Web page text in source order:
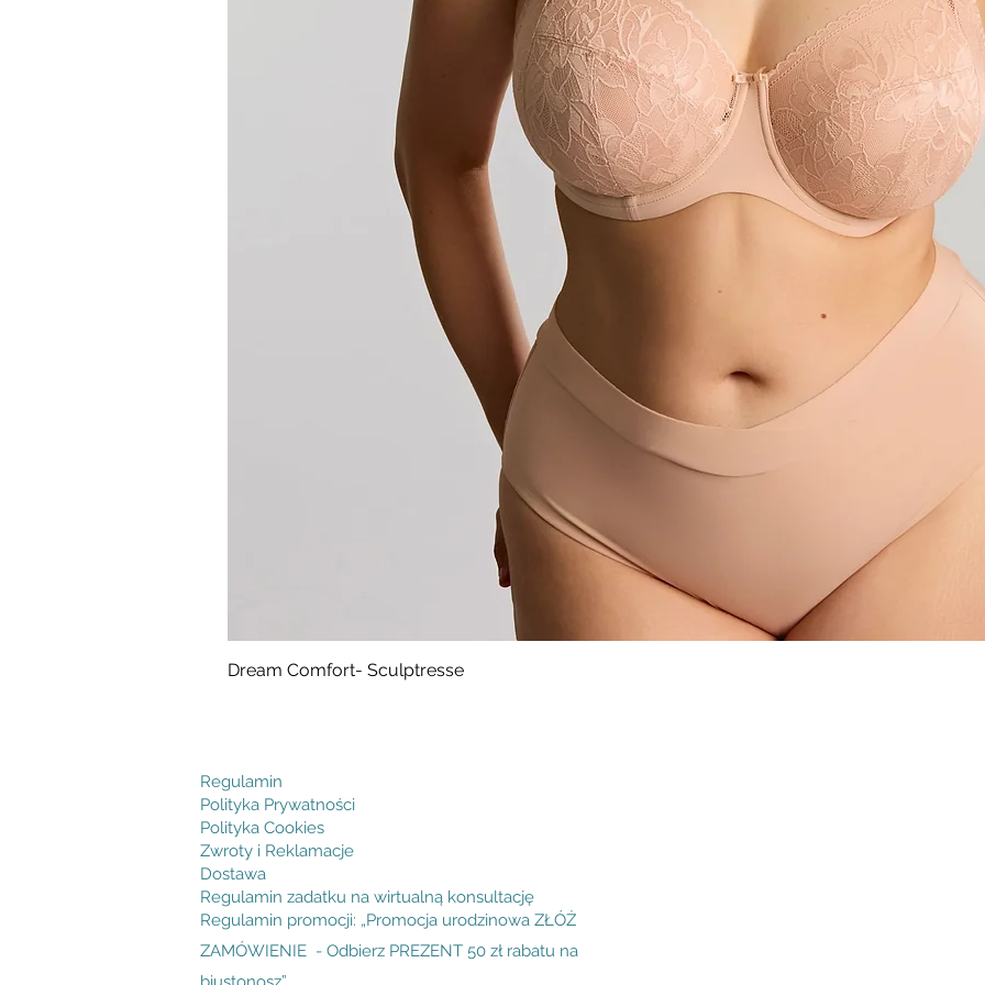
Dream Comfort- Sculptresse
Regulamin
Polityka Prywatności
Polityka Cookies
Zwroty i Reklamacje
Dostawa
Regulamin zadatku na wirtualną konsultację
Regulamin promocji: „Promocja urodzinowa ZŁÓŻ
ZAMÓWIENIE - Odbierz PREZENT 50 zł rabatu na